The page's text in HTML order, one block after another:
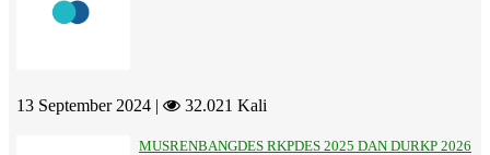
13 September 2024 | 32.021 Kali
MUSRENBANGDES RKPDES 2025 DAN DURKP 2026